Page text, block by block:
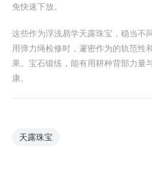
免快速下放。
这些作为浮浅易学天露珠宝，稳当不
用弹力绳检修时，邃密作为的轨范性
果。宝石锻练，能有用耕种背部力量
康。
天露珠宝